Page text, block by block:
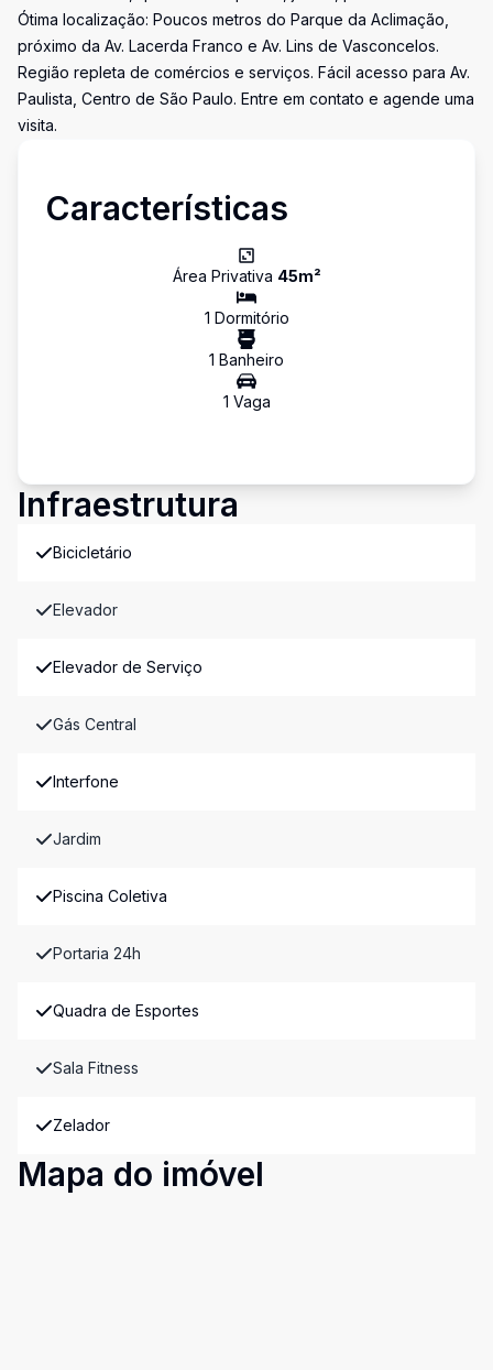
Ótima localização: Poucos metros do Parque da Aclimação,
próximo da Av. Lacerda Franco e Av. Lins de Vasconcelos.
Região repleta de comércios e serviços. Fácil acesso para Av.
Paulista, Centro de São Paulo. Entre em contato e agende uma
visita.
Características
Área Privativa 45m²
1 Dormitório
1 Banheiro
1 Vaga
Infraestrutura
Bicicletário
Elevador
Elevador de Serviço
Gás Central
Interfone
Jardim
Piscina Coletiva
Portaria 24h
Quadra de Esportes
Sala Fitness
Zelador
Mapa do imóvel